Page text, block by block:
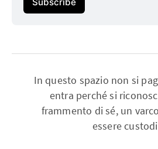
Subscribe
In questo spazio non si
entra perché si
frammento di sé, un
essere